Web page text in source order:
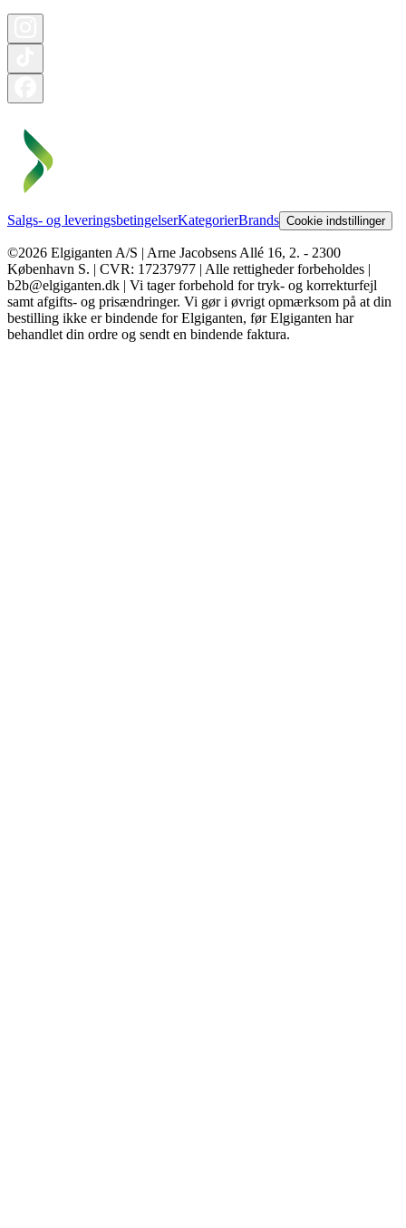
Salgs- og leveringsbetingelserKategorierBrands Cookie indstillinger
©2026 Elgiganten A/S | Arne Jacobsens Allé 16, 2. - 2300
København S. | CVR: 17237977 | Alle rettigheder forbeholdes |
b2b@elgiganten.dk | Vi tager forbehold for tryk- og korrekturfejl
samt afgifts- og prisændringer. Vi gør i øvrigt opmærksom på at din
bestilling ikke er bindende for Elgiganten, før Elgiganten har
behandlet din ordre og sendt en bindende faktura.